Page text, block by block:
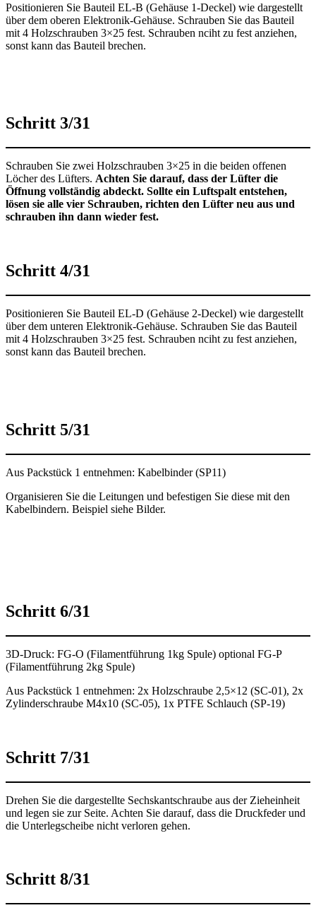
Positionieren Sie Bauteil EL-B (Gehäuse 1-Deckel) wie dargestellt
über dem oberen Elektronik-Gehäuse. Schrauben Sie das Bauteil
mit 4 Holzschrauben 3×25 fest. Schrauben nciht zu fest anziehen,
sonst kann das Bauteil brechen.
Schritt 3/31
Schrauben Sie zwei Holzschrauben 3×25 in die beiden offenen
Löcher des Lüfters. Achten Sie darauf, dass der Lüfter die
Öffnung vollständig abdeckt. Sollte ein Luftspalt entstehen,
lösen sie alle vier Schrauben, richten den Lüfter neu aus und
schrauben ihn dann wieder fest.
Schritt 4/31
Positionieren Sie Bauteil EL-D (Gehäuse 2-Deckel) wie dargestellt
über dem unteren Elektronik-Gehäuse. Schrauben Sie das Bauteil
mit 4 Holzschrauben 3×25 fest. Schrauben nciht zu fest anziehen,
sonst kann das Bauteil brechen.
Schritt 5/31
Aus Packstück 1 entnehmen: Kabelbinder (SP11)
Organisieren Sie die Leitungen und befestigen Sie diese mit den
Kabelbindern. Beispiel siehe Bilder.
Schritt 6/31
3D-Druck: FG-O (Filamentführung 1kg Spule) optional FG-P
(Filamentführung 2kg Spule)
Aus Packstück 1 entnehmen: 2x Holzschraube 2,5×12 (SC-01), 2x
Zylinderschraube M4x10 (SC-05), 1x PTFE Schlauch (SP-19)
Schritt 7/31
Drehen Sie die dargestellte Sechskantschraube aus der Zieheinheit
und legen sie zur Seite. Achten Sie darauf, dass die Druckfeder und
die Unterlegscheibe nicht verloren gehen.
Schritt 8/31